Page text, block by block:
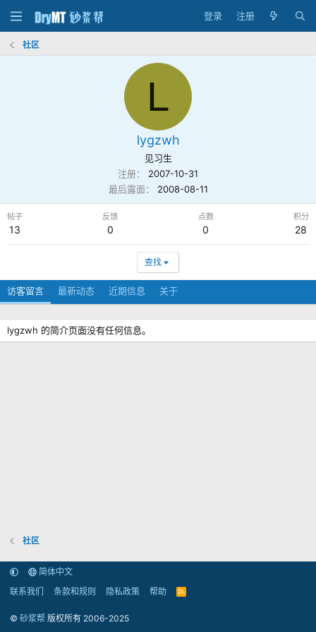
登录 注册
社区
L
lygzwh
见习生
注册
2007-10-31
最后露面
2008-08-11
帖子
13
反馈
0
点数
0
积分
28
查找
访客留言 最新动态 近期信息 关于
lygzwh 的简介页面没有任何信息。
社区
简体中文
联系我们
条款和规则 隐私政策 帮助
R
© 砂浆帮 版权所有 2006-2025